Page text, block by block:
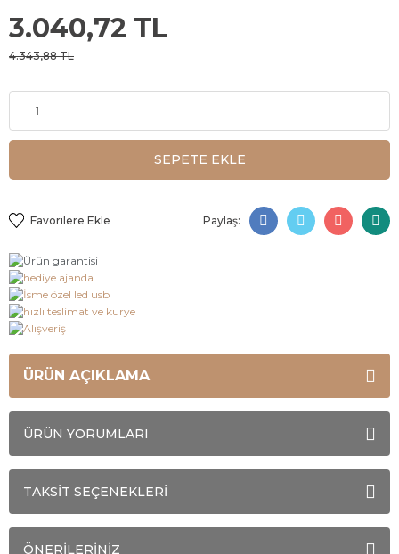
3.040,72 TL
4.343,88 TL
SEPETE EKLE
Paylaş:
ÜRÜN AÇIKLAMA
ÜRÜN YORUMLARI
TAKSİT SEÇENEKLERİ
ÖNERİLERİNİZ